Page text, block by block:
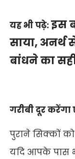
यह भी पढ़े: इस
साया, अनर्थ
बांधने का
गरीबी दूर
पुराने सिक्कों
यदि आपके पास